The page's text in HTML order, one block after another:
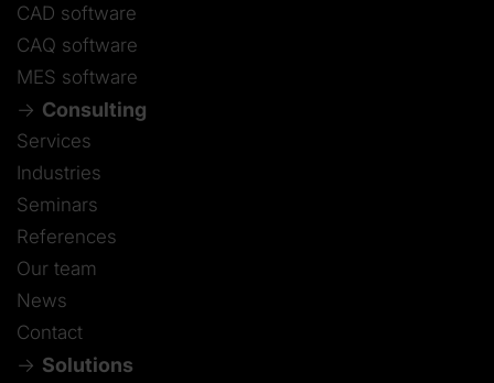
CAD software
CAQ software
MES software
Consulting
Services
Industries
Seminars
References
Our team
News
Contact
Solutions